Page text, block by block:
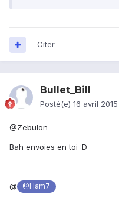
Citer
Bullet_Bill
Posté(e) 16 avril 2015
@Zebulon
Bah envoies en toi :D
@ @Ham7